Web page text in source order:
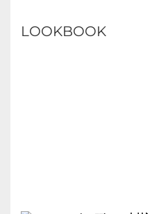
LOOKBOOK